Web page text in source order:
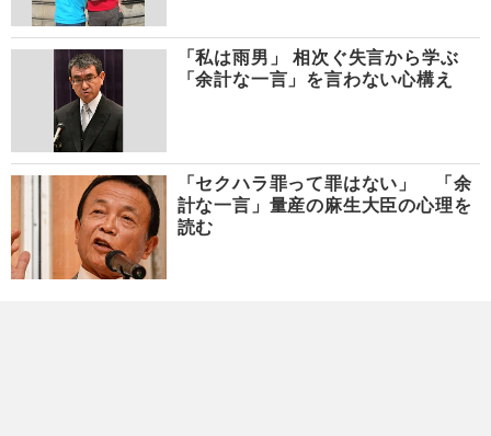
「私は雨男」 相次ぐ失言から学ぶ
「余計な一言」を言わない心構え
「セクハラ罪って罪はない」 「余
計な一言」量産の麻生大臣の心理を
読む